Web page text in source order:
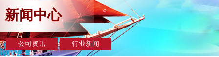
新闻中心
公司资讯 行业新闻